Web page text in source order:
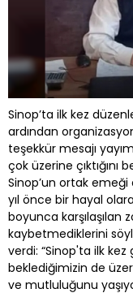
Sinop’ta ilk kez
ardından
teşekkür mesajı
çok üzerine çıktığını
Sinop’un ortak emeği
yıl önce bir hayal
boyunca karşılaşılan
kaybetmediklerini
verdi: “Sinop'ta ilk kez
beklediğimizin de
ve mutluluğunu